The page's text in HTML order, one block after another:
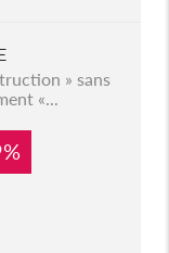
» sans
«...